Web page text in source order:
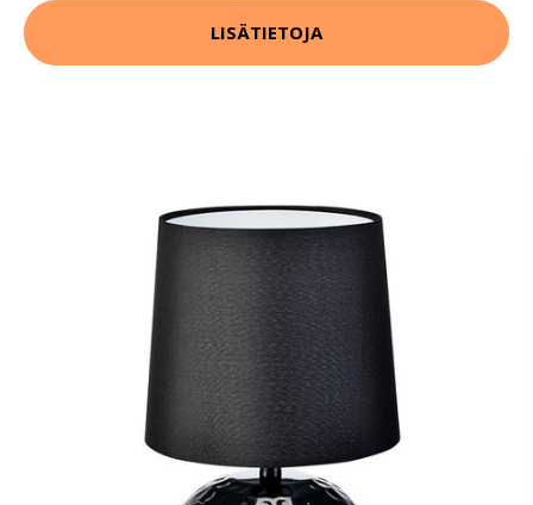
LISÄTIETOJA